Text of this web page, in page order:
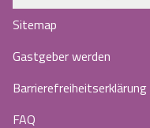
Sitemap
Gastgeber werden
Barrierefreiheitserklärung
FAQ